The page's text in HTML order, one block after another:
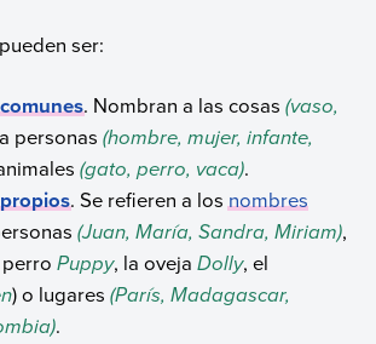
ser:
. Nombran a las cosas(vaso,
personas(hombre, mujer, infante,
(gato, perro, vaca).
. Se refieren a losnombres
(Juan, María, Sandra, Miriam),
perroPuppy, la ovejaDolly, el
) o lugares(París, Madagascar,
.